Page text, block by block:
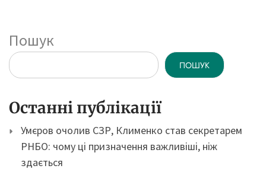
Пошук
ПОШУК
Останні публікації
Умєров очолив СЗР, Клименко став секретарем
РНБО: чому ці призначення важливіші, ніж
здається